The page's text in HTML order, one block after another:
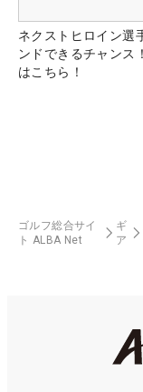
ネクストヒロイン選
ンドできるチャンス
はこちら！
ゴルフ総合サイ
ト ALBA Net
ギ
ア